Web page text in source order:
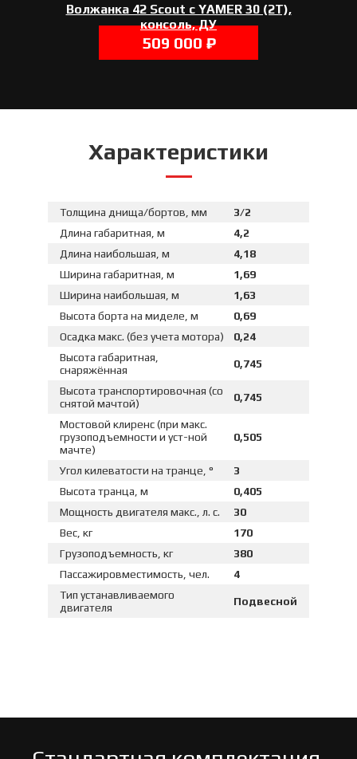
Волжанка 42 Scout c YAMER 30 (2T),
консоль, ДУ
509 000 ₽
Характеристики
Толщина днища/бортов, мм
3/2
Длина габаритная, м
4,2
Длина наибольшая, м
4,18
Ширина габаритная, м
1,69
Ширина наибольшая, м
1,63
Высота борта на миделе, м
0,69
Осадка макс. (без учета мотора)
0,24
Высота габаритная,
снаряжённая
0,745
Высота транспортировочная (со
снятой мачтой)
0,745
Мостовой клиренс (при макс.
грузоподъемности и уст-ной
мачте)
0,505
Угол килеватости на транце, °
3
Высота транца, м
0,405
Мощность двигателя макс., л. с.
30
Вес, кг
170
Грузоподъемность, кг
380
Пассажировместимость, чел.
4
Тип устанавливаемого
двигателя
Подвесной